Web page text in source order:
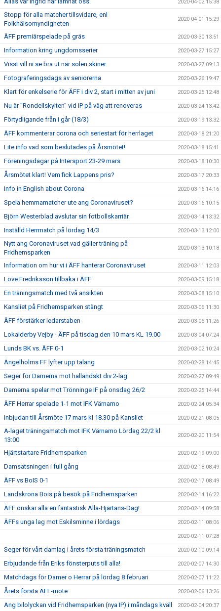
2020-04-02 15:38
Stopp för alla matcher tillsvidare, enl
Folkhälsomyndigheten
2020-04-01 15:29
ÄFF premiärspelade på gräs 2020-03-30 13:51
Information kring ungdomsserier 2020-03-27 15:27
Visst vill ni se bra ut när solen skiner 2020-03-27 09:13
Fotograferingsdags av seniorerna 2020-03-26 19:47
Klart för enkelserie för ÄFF i div 2, start i mitten av juni 2020-03-25 12:48
Nu är "Rondellskylten" vid IP på väg att renoveras 2020-03-24 13:42
Förtydligande från i går (18/3) 2020-03-19 13:32
ÄFF kommenterar corona och seriestart för herrlaget 2020-03-18 21:20
Lite info vad som beslutades på Årsmötet! 2020-03-18 15:41
Föreningsdagar på Intersport 23-29 mars 2020-03-18 10:30
Årsmötet klart! Vem fick Lappens pris? 2020-03-17 20:33
Info in English about Corona 2020-03-16 14:16
Spela hemmamatcher ute ang Coronaviruset? 2020-03-16 10:15
Björn Westerblad avslutar sin fotbollskarriär 2020-03-14 13:32
Inställd Herrmatch på lördag 14/3 2020-03-13 12:00
Nytt ang Coronaviruset vad gäller träning på
Fridhemsparken
2020-03-13 10:18
Information om hur vi i ÄFF hanterar Coronaviruset 2020-03-11 12:03
Love Fredriksson tillbaka i ÄFF 2020-03-09 15:18
En träningsmatch med två ansikten 2020-03-08 15:10
Kansliet på Fridhemsparken stängt 2020-03-06 11:30
ÄFF förstärker ledarstaben 2020-03-06 11:26
Lokalderby Vejby - ÄFF på tisdag den 10 mars KL 19.00 2020-03-04 07:24
Lunds BK vs. ÄFF 0-1 2020-03-02 10:24
Ängelholms FF lyfter upp talang 2020-02-28 14:45
Seger för Damerna mot halländskt div 2-lag 2020-02-27 09:49
Damerna spelar mot Trönninge IF på onsdag 26/2 2020-02-25 14:44
ÄFF Herrar spelade 1-1 mot IFK Värnamo 2020-02-24 05:34
Inbjudan till Årsmöte 17 mars kl 18.30 på Kansliet 2020-02-21 08:05
A-laget träningsmatch mot IFK Värnamo Lördag 22/2 kl
13:00
2020-02-20 11:54
Hjärtstartare Fridhemsparken 2020-02-19 09:00
Damsatsningen i full gång 2020-02-18 08:49
ÄFF vs BoIS 0-1 2020-02-17 08:49
Landskrona Bois på besök på Fridhemsparken 2020-02-14 16:22
ÄFF önskar alla en fantastisk Alla-Hjärtans-Dag! 2020-02-14 09:58
ÄFFs unga lag mot Eskilsminne i lördags 2020-02-11 08:06
2020-02-11 07:28
Seger för vårt damlag i årets första träningsmatch 2020-02-10 09:14
Erbjudande från Eriks fönsterputs till alla! 2020-02-07 14:30
Matchdags för Damer o Herrar på lördag 8 februari 2020-02-07 11:22
Årets första ÄFF-möte 2020-02-06 13:26
Ang bilolyckan vid Fridhemsparken (nya IP) i måndags kväll 2020-02-04 20:37